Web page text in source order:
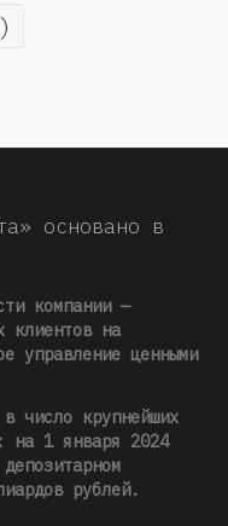
основано в
компании —
клиентов на
управление ценными
число крупнейших
на 1 января 2024
рублей.